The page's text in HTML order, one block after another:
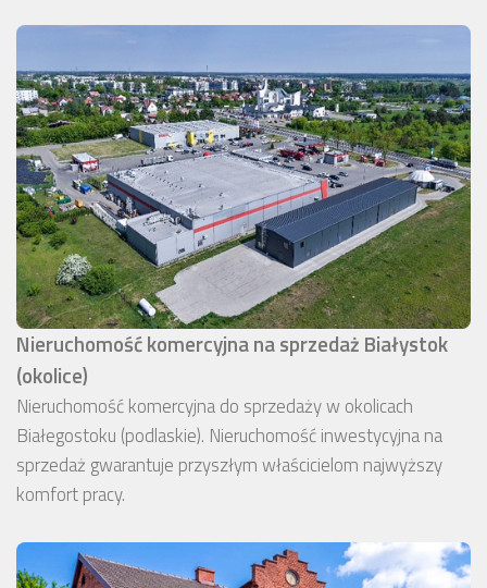
Nieruchomość komercyjna na sprzedaż Białystok
(okolice)
Nieruchomość komercyjna do sprzedaży w okolicach
Białegostoku (podlaskie). Nieruchomość inwestycyjna na
sprzedaż gwarantuje przyszłym właścicielom najwyższy
komfort pracy.